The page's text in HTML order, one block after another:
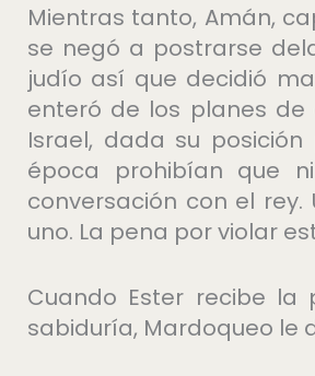
Mientras tanto, Amán,
se negó a postrarse
judío así que decidió
enteró de los planes
Israel, dada su
época prohibían que
conversación con el
uno. La pena por violar
Cuando Ester recibe
sabiduría, Mardoqueo le